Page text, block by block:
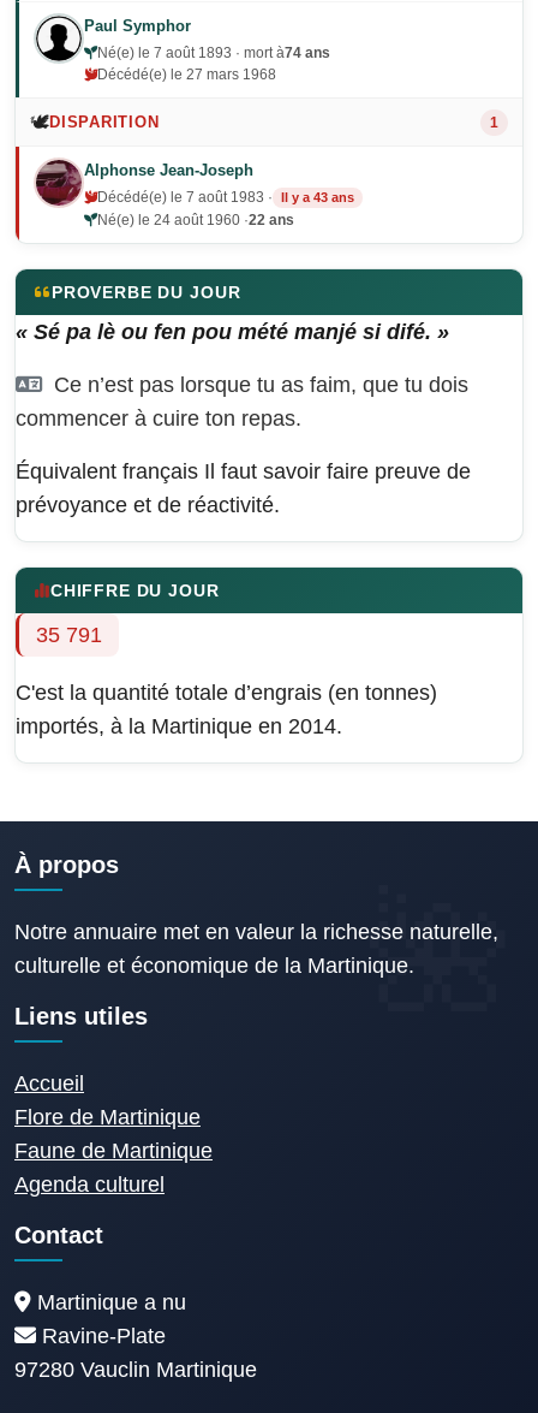
Paul Symphor
Né(e) le 7 août 1893 · mort à74 ans
Décédé(e) le 27 mars 1968
🕊️DISPARITION 1
Alphonse Jean-Joseph
Décédé(e) le 7 août 1983 · Il y a 43 ans
Né(e) le 24 août 1960 ·22 ans
PROVERBE DU JOUR
« Sé pa lè ou fen pou mété manjé si difé. »
Ce n’est pas lorsque tu as faim, que tu dois
commencer à cuire ton repas.
Équivalent français Il faut savoir faire preuve de
prévoyance et de réactivité.
CHIFFRE DU JOUR
35 791
C'est la quantité totale d’engrais (en tonnes)
importés, à la Martinique en 2014.
À propos
Notre annuaire met en valeur la richesse naturelle,
culturelle et économique de la Martinique.
Liens utiles
Accueil
Flore de Martinique
Faune de Martinique
Agenda culturel
Contact
Martinique a nu
Ravine-Plate
97280 Vauclin Martinique